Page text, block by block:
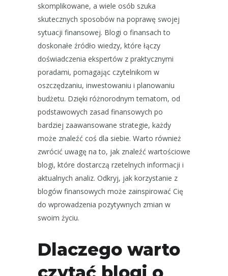
skomplikowane, a wiele osób szuka
skutecznych sposobów na poprawę swojej
sytuacji finansowej. Blogi o finansach to
doskonałe źródło wiedzy, które łączy
doświadczenia ekspertów z praktycznymi
poradami, pomagając czytelnikom w
oszczędzaniu, inwestowaniu i planowaniu
budżetu. Dzięki różnorodnym tematom, od
podstawowych zasad finansowych po
bardziej zaawansowane strategie, każdy
może znaleźć coś dla siebie. Warto również
zwrócić uwagę na to, jak znaleźć wartościowe
blogi, które dostarczą rzetelnych informacji i
aktualnych analiz. Odkryj, jak korzystanie z
blogów finansowych może zainspirować Cię
do wprowadzenia pozytywnych zmian w
swoim życiu.
Dlaczego warto